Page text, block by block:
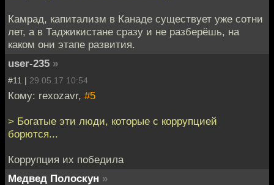
Камрад, капитализм в Канаде существует уже сотни
лет, а в Таджикистане сразу и не разберёшь, на
каком они этапе развития.
user-235 »
#11 | 29.05.17 10:54
Кому: rexozavr, #5
> Богатые эти люди, которые с коррупцией
борются...
Коррупция их победила
Медвед Полоскун »